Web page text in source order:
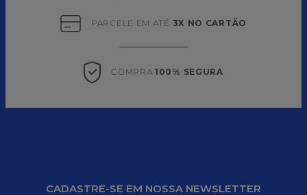
PARCELE EM ATÉ 3X NO CARTÃO
COMPRA 100% SEGURA
CADASTRE-SE EM NOSSA NEWSLETTER